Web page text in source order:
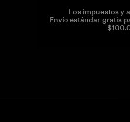
Los impuestos y
Envío estándar gratis